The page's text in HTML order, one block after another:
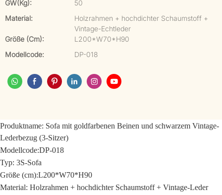
GW(kg):
50
Material:
Holzrahmen + hochdichter Schaumstoff +
Vintage-Echtleder
Größe (cm):
L200*W70*H90
Modellcode:
DP-018
Produktname: Sofa mit goldfarbenen Beinen und schwarzem Vintage-
Lederbezug (3-Sitzer)
Modellcode:DP-018
Typ: 3S-Sofa
Größe (cm):L200*W70*H90
Material: Holzrahmen + hochdichter Schaumstoff + Vintage-Leder